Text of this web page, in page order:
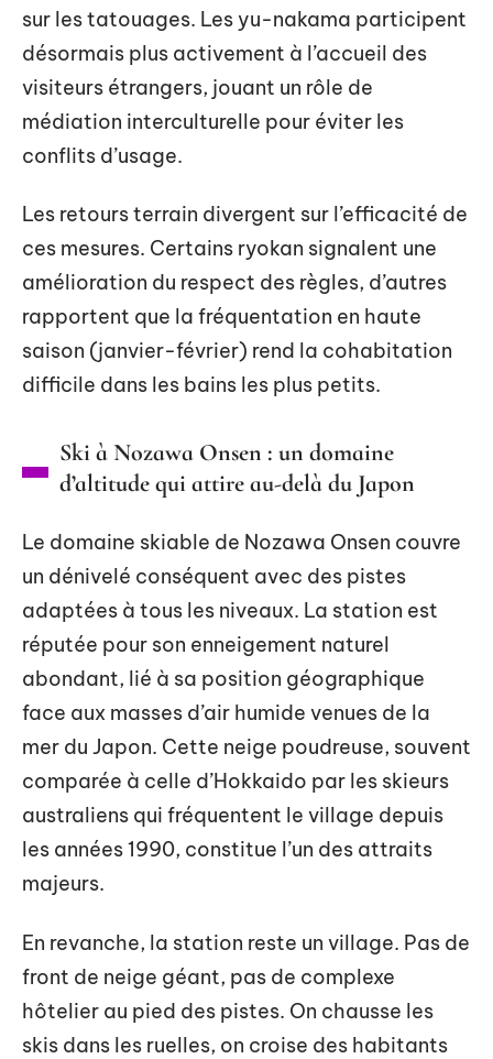
sur les tatouages. Les yu-nakama participent
désormais plus activement à l’accueil des
visiteurs étrangers, jouant un rôle de
médiation interculturelle pour éviter les
conflits d’usage.
Les retours terrain divergent sur l’efficacité de
ces mesures. Certains ryokan signalent une
amélioration du respect des règles, d’autres
rapportent que la fréquentation en haute
saison (janvier-février) rend la cohabitation
difficile dans les bains les plus petits.
Ski à Nozawa Onsen : un domaine
d’altitude qui attire au-delà du Japon
Le domaine skiable de Nozawa Onsen couvre
un dénivelé conséquent avec des pistes
adaptées à tous les niveaux. La station est
réputée pour son enneigement naturel
abondant, lié à sa position géographique
face aux masses d’air humide venues de la
mer du Japon. Cette neige poudreuse, souvent
comparée à celle d’Hokkaido par les skieurs
australiens qui fréquentent le village depuis
les années 1990, constitue l’un des attraits
majeurs.
En revanche, la station reste un village. Pas de
front de neige géant, pas de complexe
hôtelier au pied des pistes. On chausse les
skis dans les ruelles, on croise des habitants